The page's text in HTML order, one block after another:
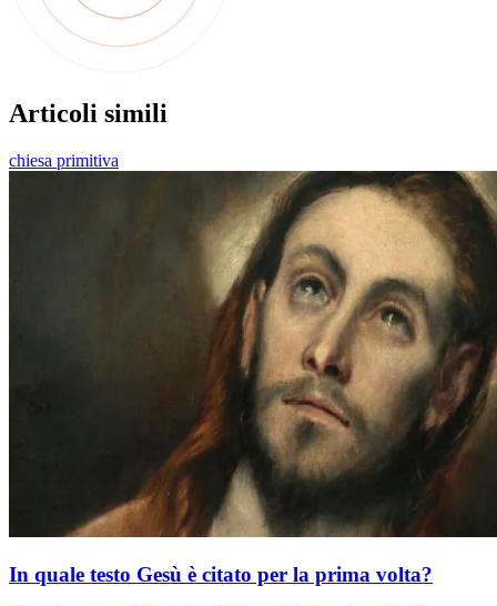
Articoli simili
chiesa primitiva
In quale testo Gesù è citato per la prima volta?